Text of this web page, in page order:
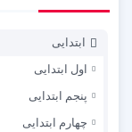
ابتدایی
اول ابتدایی
پنجم ابتدایی
چهارم ابتدایی